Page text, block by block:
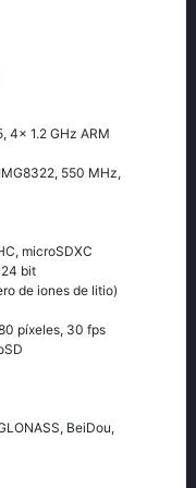
4x 1.2 GHz ARM
550 MHz,
microSDXC
24 bit
de iones de litio)
píxeles, 30 fps
BeiDou,